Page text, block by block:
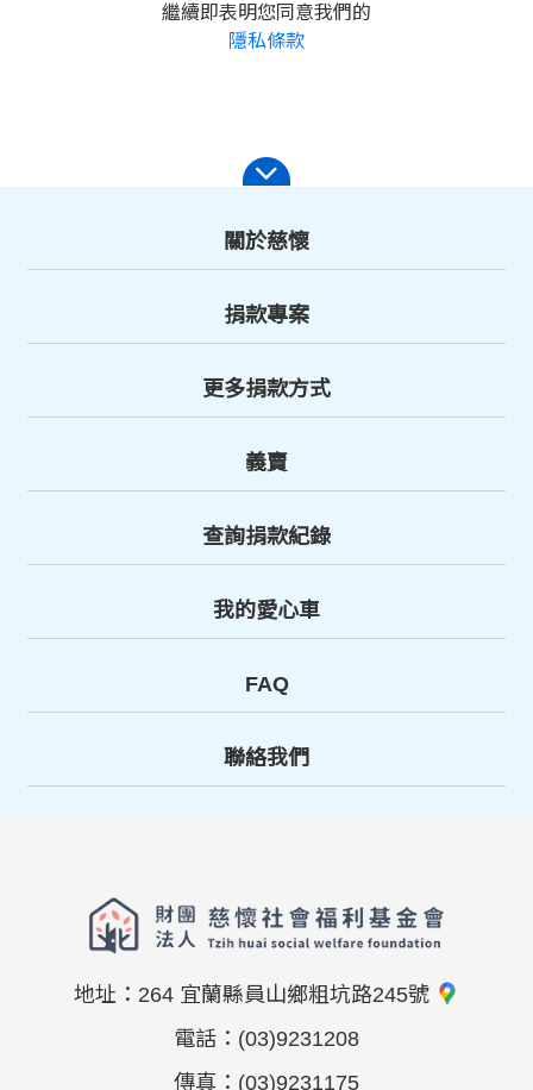
繼續即表明您同意我們的
隱私條款
關於慈懷
捐款專案
更多捐款方式
義賣
查詢捐款紀錄
我的愛心車
FAQ
聯絡我們
地址： 264 宜蘭縣員山鄉粗坑路245號
電話： (03)9231208
傳真： (03)9231175